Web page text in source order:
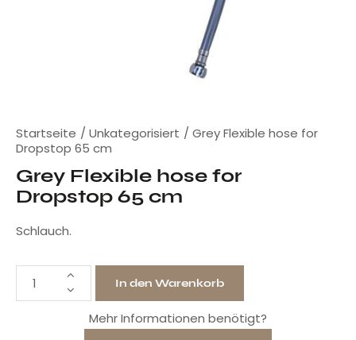
Startseite Unkategorisiert
Grey Flexible hose for
Dropstop 65 cm
Grey Flexible hose for
Dropstop 65 cm
Schlauch.
In den Warenkorb
Mehr Informationen benötigt?